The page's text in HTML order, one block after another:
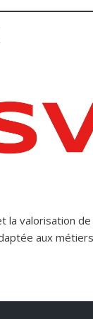
valorisation
aux